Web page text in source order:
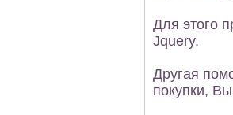
Для этого
Jquery.
Другая
покупки,